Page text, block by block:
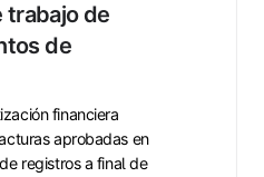
trabajo de
de
financiera
aprobadas en
registros a final de